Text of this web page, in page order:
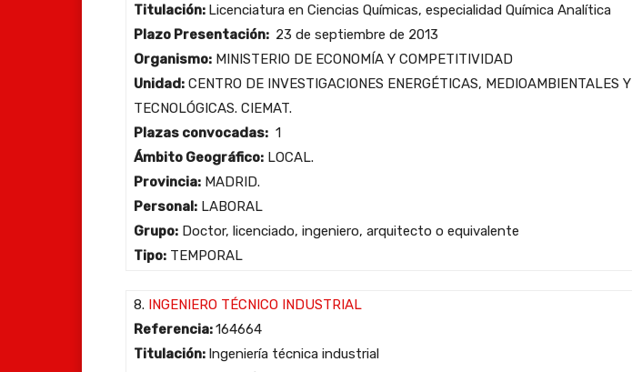
Titulación: Licenciatura en Ciencias Químicas, especialidad Química Analítica
Plazo Presentación: 23 de septiembre de 2013
Organismo: MINISTERIO DE ECONOMÍA Y COMPETITIVIDAD
Unidad: CENTRO DE INVESTIGACIONES ENERGÉTICAS, MEDIOAMBIENTALES Y
TECNOLÓGICAS. CIEMAT.
Plazas convocadas: 1
Ámbito Geográfico: LOCAL.
Provincia: MADRID.
Personal: LABORAL
Grupo: Doctor, licenciado, ingeniero, arquitecto o equivalente
Tipo: TEMPORAL
8. INGENIERO TÉCNICO INDUSTRIAL
Referencia:164664
Titulación: Ingeniería técnica industrial